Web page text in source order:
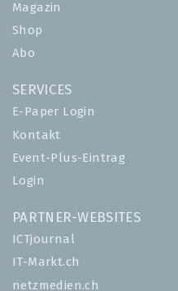
Magazin
Shop
Abo
SERVICES
E-Paper Login
Kontakt
Event-Plus-Eintrag
Login
PARTNER-WEBSITES
ICTjournal
IT-Markt.ch
netzmedien.ch